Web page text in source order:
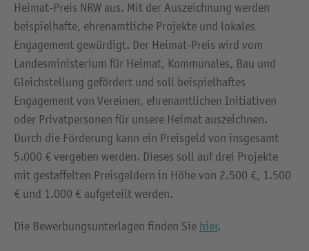
Heimat-Preis NRW aus. Mit der Auszeichnung werden
beispielhafte, ehrenamtliche Projekte und lokales
Engagement gewürdigt. Der Heimat-Preis wird vom
Landesministerium für Heimat, Kommunales, Bau und
Gleichstellung gefördert und soll beispielhaftes
Engagement von Vereinen, ehrenamtlichen Initiativen
oder Privatpersonen für unsere Heimat auszeichnen.
Durch die Förderung kann ein Preisgeld von insgesamt
5.000 € vergeben werden. Dieses soll auf drei Projekte
mit gestaffelten Preisgeldern in Höhe von 2.500 €, 1.500
€ und 1.000 € aufgeteilt werden.
Die Bewerbungsunterlagen finden Sie hier.